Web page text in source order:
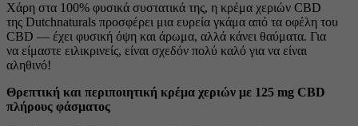
Χάρη στα 100% φυσικά συστατικά της, η κρέμα χεριών CBD
της Dutchnaturals προσφέρει μια ευρεία γκάμα από τα οφέλη του
CBD — έχει φυσική όψη και άρωμα, αλλά κάνει θαύματα. Για
να είμαστε ειλικρινείς, είναι σχεδόν πολύ καλό για να είναι
αληθινό!
Θρεπτική και περιποιητική κρέμα χεριών με 125 mg CBD
πλήρους φάσματος